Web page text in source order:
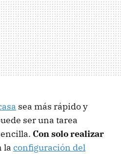
sea más rápido y
ser una tarea
Con solo realizar
la configuración del